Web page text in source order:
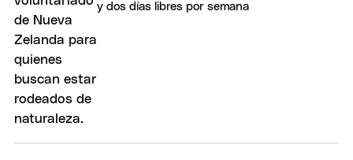
y dos días libres por semana